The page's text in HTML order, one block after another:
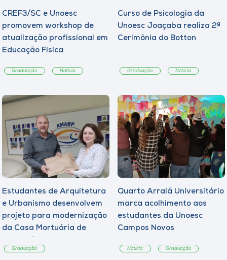
CREF3/SC e Unoesc
promovem workshop de
atualização profissional em
Educação Física
Graduação Notícia
Curso de Psicologia da
Unoesc Joaçaba realiza 2ª
Cerimônia do Botton
Graduação Notícia
Estudantes de Arquitetura
e Urbanismo desenvolvem
projeto para modernização
da Casa Mortuária de
Graduação
Quarto Arraiá Universitário
marca acolhimento aos
estudantes da Unoesc
Campos Novos
Notícia Graduação